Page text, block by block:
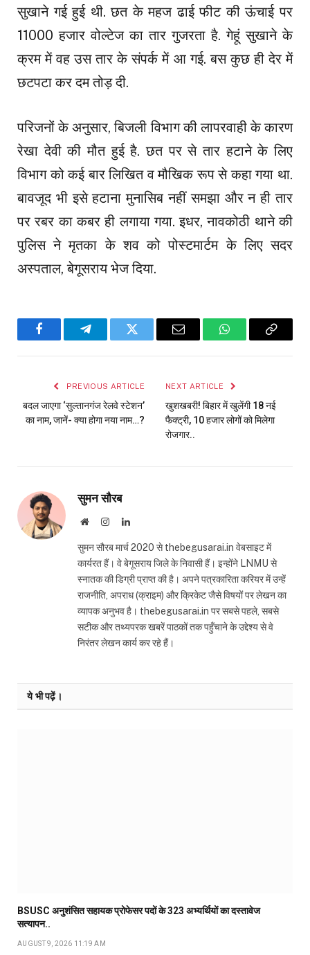
सुखाने गई हुई थी. छत के महज ढाई फीट की ऊंचाई पर
11000 हजार वोल्टेज का तार गुजरता है. गेहूं सुखाने के
क्रम में वह उस तार के संपर्क में आ गई. बस कुछ ही देर में
छटपटा कर दम तोड़ दी.
परिजनों के अनुसार, बिजली विभाग की लापरवाही के कारण
रेखा देवी की मौत हुई है. छत पर से तार हटाने के लिए
विभाग को कई बार लिखित व मौखिक रूप से कहा गया था.
बावजूद भी इसे हटाना मुनासिब नहीं समझा और न ही तार
पर रबर का कबर ही लगाया गया. इधर, नावकोठी थाने की
पुलिस ने मृतका के शव को पोस्टमार्टम के लिए सदर
अस्पताल, बेगूसराय भेज दिया.
FacebookTelegramTwitter Email WhatsAppCopy
PREVIOUS ARTICLE
बदल जाएगा ‘सुल्तानगंज रेलवे स्टेशन’
का नाम, जानें- क्या होगा नया नाम…?
NEXT ARTICLE
खुशखबरी! बिहार में खुलेंगी 18 नई
फैक्ट्री, 10 हजार लोगों को मिलेगा
रोजगार..
सुमन सौरब
WebsiteInstagramLinkedIn
सुमन सौरब मार्च 2020 से thebegusarai.in वेबसाइट में
कार्यरत हैं। वे बेगूसराय जिले के निवासी हैं। इन्होंने LNMU से
स्नातक की डिग्री प्राप्त की है। अपने पत्रकारिता करियर में उन्हें
राजनीति, अपराध (क्राइम) और क्रिकेट जैसे विषयों पर लेखन का
व्यापक अनुभव है। thebegusarai.in पर सबसे पहले, सबसे
सटीक और तथ्यपरक खबरें पाठकों तक पहुँचाने के उद्देश्य से वे
निरंतर लेखन कार्य कर रहे हैं।
ये भी पढ़ें।
BSUSC अनुशंसित सहायक प्रोफेसर पदों के 323 अभ्यर्थियों का दस्तावेज
सत्यापन..
AUGUST 9, 2026 11:19 AM